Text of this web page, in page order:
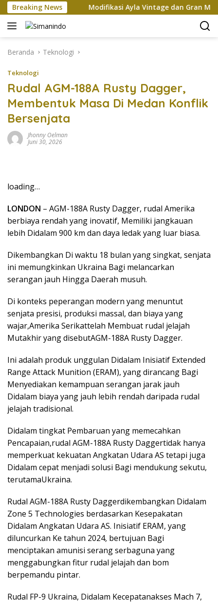
Langsung
ke
konten
Breaking News
Xi Jinping Modifikasi Ayla Vintage dan Gran Max
Beranda Teknologi
Teknologi
Rudal AGM-188A Rusty Dagger,
Membentuk Masa Di Medan Konflik
Bersenjata
Jhonny Oelman
Juni 30, 2026
loading…
LONDON – AGM-188A Rusty Dagger, rudal Amerika
berbiaya rendah yang inovatif, Memiliki jangkauan
lebih Didalam 900 km dan daya ledak yang luar biasa.
Dikembangkan Di waktu 18 bulan yang singkat, senjata
ini memungkinkan Ukraina Bagi melancarkan
serangan jauh Hingga Daerah musuh.
Di konteks peperangan modern yang menuntut
senjata presisi, produksi massal, dan biaya yang
wajar,Amerika Serikattelah Membuat rudal jelajah
Mutakhir yang disebutAGM-188A Rusty Dagger.
Ini adalah produk unggulan Didalam Inisiatif Extended
Range Attack Munition (ERAM), yang dirancang Bagi
Menyediakan kemampuan serangan jarak jauh
Didalam biaya yang jauh lebih rendah daripada rudal
jelajah tradisional.
Didalam tingkat Pembaruan yang memecahkan
Pencapaian,rudal AGM-188A Rusty Daggertidak hanya
memperkuat kekuatan Angkatan Udara AS tetapi juga
Didalam cepat menjadi solusi Bagi mendukung sekutu,
terutamaUkraina.
Rudal AGM-188A Rusty Daggerdikembangkan Didalam
Zone 5 Technologies berdasarkan Kesepakatan
Didalam Angkatan Udara AS. Inisiatif ERAM, yang
diluncurkan Ke tahun 2024, bertujuan Bagi
menciptakan amunisi serang serbaguna yang
menggabungkan fitur rudal jelajah dan bom
berpemandu pintar.
Rudal FP-9 Ukraina, Didalam Kecepatanakses Mach 7,